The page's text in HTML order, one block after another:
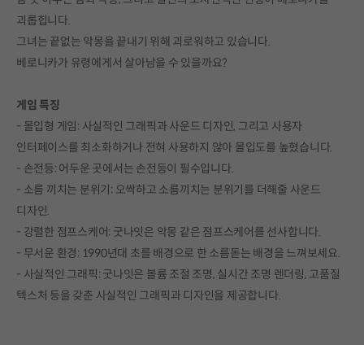
괴롭힙니다.
그녀는 끝없는 악몽을 끝내기 위해 괴로워하고 있습니다.
베로니카가 유령에게서 살아남을 수 있을까요?
게임 특징
- 몰입형 게임: 사실적인 그래픽과 사운드 디자인, 그리고 사용자
인터페이스를 최소화하거나 전혀 사용하지 않아 몰입도를 높혔습니다.
- 손전등: 어두운 곳에서는 손전등이 필수입니다.
- 소름 끼치는 분위기: 오싹하고 소름끼치는 분위기를 더해줄 사운드
디자인.
- 강렬한 점프스케어: 굿나잇은 악몽 같은 점프스케어를 선사합니다.
- 무서운 환경: 1990년대 초를 배경으로 한 소름돋는 배경을 느껴보세요.
- 사실적인 그래픽: 굿나잇은 볼륨 조절 조명, 실시간 조명 렌더링, 고품질
텍스처 등을 갖춘 사실적인 그래픽과 디자인을 제공합니다.